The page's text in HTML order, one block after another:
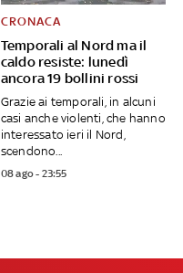
Temporali al Nord ma il
caldo resiste: lunedì
ancora 19 bollini rossi
CRONACA
Grazie ai temporali, in alcuni
casi anche violenti, che hanno
interessato ieri il Nord,
scendono...
08 ago - 23:55